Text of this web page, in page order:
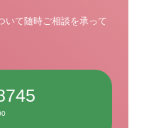
いて随時ご相談を承って